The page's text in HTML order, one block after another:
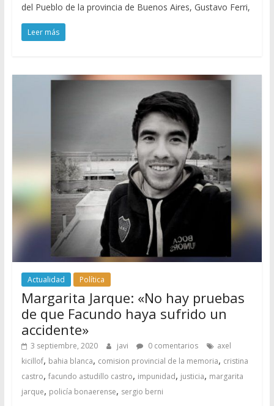
del Pueblo de la provincia de Buenos Aires, Gustavo Ferri,
Leer más
Actualidad Política
Margarita Jarque: «No hay pruebas
de que Facundo haya sufrido un
accidente»
3 septiembre, 2020 javi 0 comentarios
axel
kicillof, bahia blanca, comision provincial de la memoria, cristina
castro, facundo astudillo castro, impunidad, justicia, margarita
jarque, policía bonaerense, sergio berni